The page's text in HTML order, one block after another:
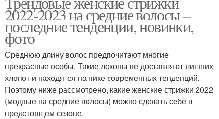
2022-2023 на средние волосы –
последние тенденции, новинки,
фото
Среднюю длину волос предпочитают многие
прекрасные особы. Такие локоны не доставляют лишних
хлопот и находятся на пике современных тенденций.
Поэтому ниже рассмотрено, какие женские стрижки 2022
(модные на средние волосы) можно сделать себе в
предстоящем сезоне.